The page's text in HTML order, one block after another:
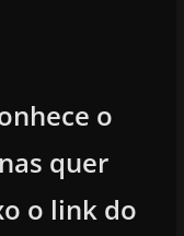
o
quer
o link do